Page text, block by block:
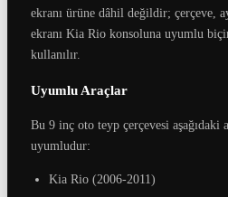
ekranı ürüne dâhil değildir; çerçeve,
ekranı Kia Rio konsoluna uyumlu
kullanılır.
Uyumlu Araçlar
Bu 9 inç oto teyp çerçevesi aşağıdaki
uyumludur:
Kia Rio (2006-2011)